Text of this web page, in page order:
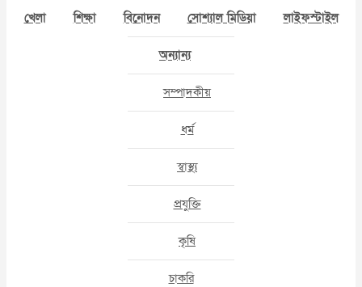
খেলা শিক্ষা বিনোদন সোশ্যাল মিডিয়া লাইফস্টাইল
অন্যান্য
সম্পাদকীয়
ধর্ম
স্বাস্থ্য
প্রযুক্তি
কৃষি
চাকরি